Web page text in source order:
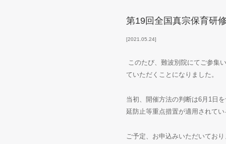
2021.05.24
第19回全国真宗保育研
このたび、難波別院にてご参集
ていただくことになりました。
当初、開催方法の判断は6月1日
延防止等重点措置が適用されて
ご予定、お申込みいただいてお